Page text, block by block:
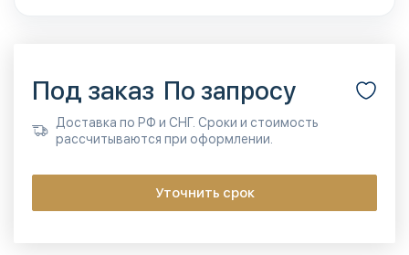
Под заказ По запросу
Доставка по РФ и СНГ. Сроки и стоимость
рассчитываются при оформлении.
Уточнить срок